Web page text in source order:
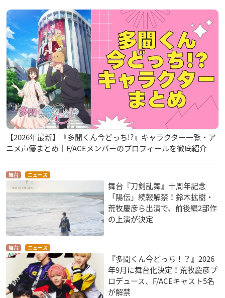
【2026年最新】『多聞くん今どっち!?』キャラクター一覧・ア
ニメ声優まとめ｜F/ACEメンバーのプロフィールを徹底紹介
舞台 ニュース
舞台『刀剣乱舞』十周年記念
「陽伝」続報解禁！鈴木拡樹・
荒牧慶彦ら出演で、前後編2部作
の上演が決定
舞台 ニュース
『多聞くん今どっち！？』2026
年9月に舞台化決定！荒牧慶彦プ
ロデュース、F/ACEキャスト5名
が解禁